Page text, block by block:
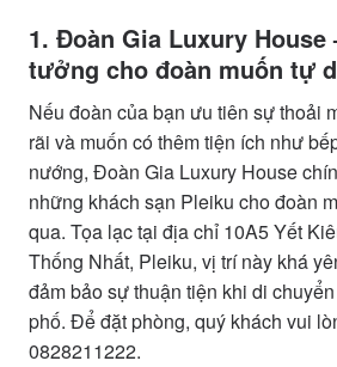
1. Đoàn Gia Luxury
tưởng cho đoàn muốn tự
Nếu đoàn của bạn ưu tiên sự thoải
rãi và muốn có thêm tiện ích như
nướng, Đoàn Gia Luxury House
những khách sạn Pleiku cho đoàn
qua. Tọa lạc tại địa chỉ 10A5 Yết
Thống Nhất, Pleiku, vị trí này khá
đảm bảo sự thuận tiện khi di
phố. Để đặt phòng, quý khách vui
0828211222.